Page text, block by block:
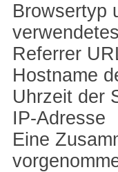
Browsertyp
Referrer
Hostname
Uhrzeit der
IP-Adresse
Eine